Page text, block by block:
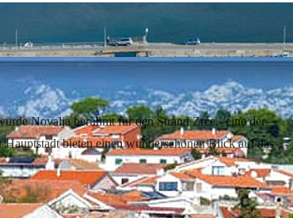
Novalja berühmt für den Strand Zrće - eine der
bieten einen wunderschönen Blick auf das